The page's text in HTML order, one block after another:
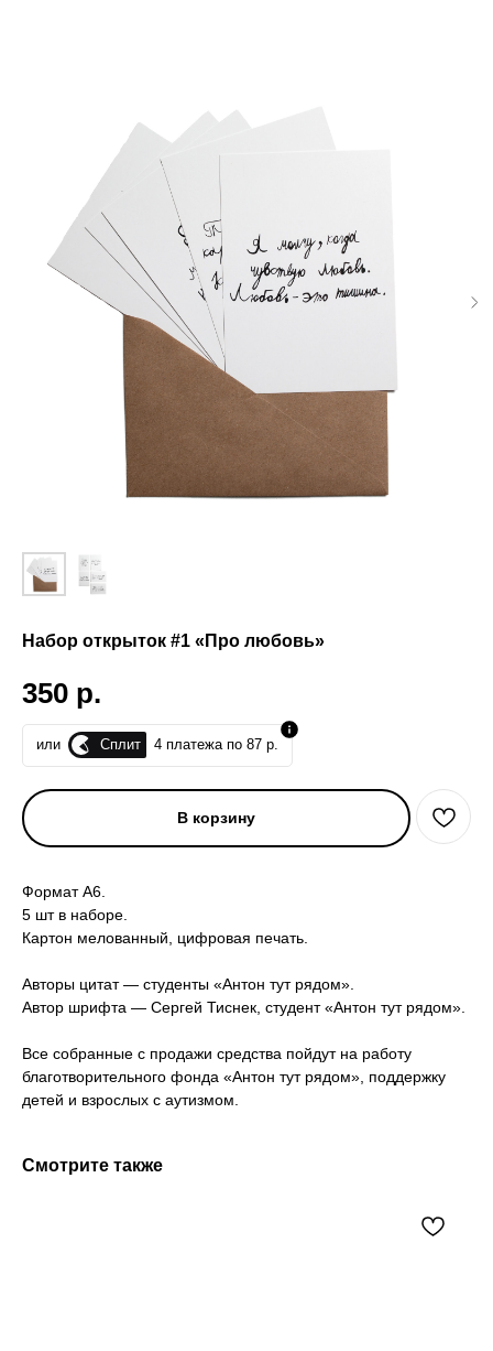
Набор открыток #1 «Про любовь»
350 р.
или Сплит 4 платежа по 87 р.
В корзину
Формат А6.
5 шт в наборе.
Картон мелованный, цифровая печать.
Авторы цитат — студенты «Антон тут рядом».
Автор шрифта — Сергей Тиснек, студент «Антон тут рядом».
Все собранные с продажи средства пойдут на работу
благотворительного фонда «Антон тут рядом», поддержку
детей и взрослых с аутизмом.
Смотрите также